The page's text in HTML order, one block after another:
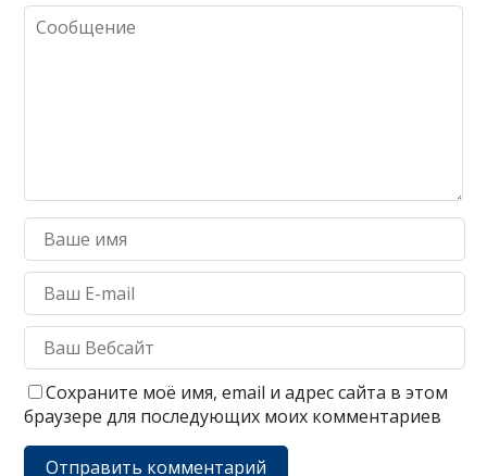
Сохраните моё имя, email и адрес сайта в этом
браузере для последующих моих комментариев